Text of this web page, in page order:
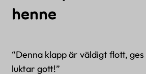
henne
“Denna klapp är väldigt flott,
luktar gott!”